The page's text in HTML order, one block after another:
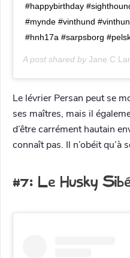
#happybirthday
#mynde #vinthund
#hnh17a #sarpsborg
A post shared by Jane C
Le lévrier Persan peut se
ses maîtres, mais il
d’être carrément hautain
connaît pas. Il n’obéit qu’à
#7: Le Husky